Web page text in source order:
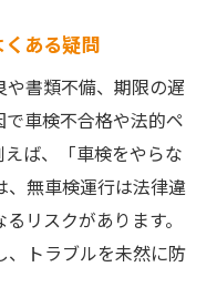
ある疑問
書類不備、期限の遅
車検不合格や法的ペ
ば、「車検をやらな
、無車検運行は法律違
リスクがあります。
、トラブルを未然に防